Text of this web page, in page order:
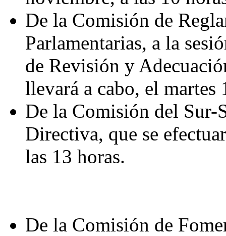
De la Comisión de
Parlamentarias, a la
de Revisión y
llevará a cabo, el martes
De la Comisión del Sur-
Directiva, que se
las 13 horas.
De la Comisión de